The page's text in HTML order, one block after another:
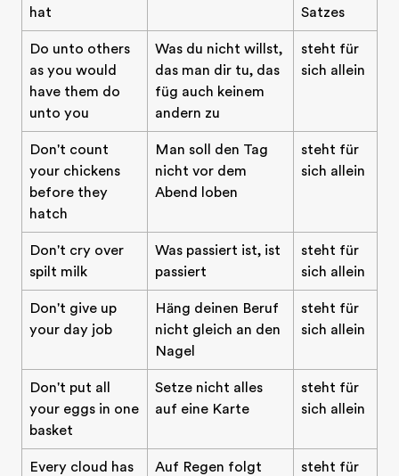
hat
Satzes
Do unto others
as you would
have them do
unto you
Was du nicht willst,
das man dir tu, das
füg auch keinem
andern zu
steht für
sich allein
Don't count
your chickens
before they
hatch
Man soll den Tag
nicht vor dem
Abend loben
steht für
sich allein
Don't cry over
spilt milk
Was passiert ist, ist
passiert
steht für
sich allein
Don't give up
your day job
Häng deinen Beruf
nicht gleich an den
Nagel
steht für
sich allein
Don't put all
your eggs in one
basket
Setze nicht alles
auf eine Karte
steht für
sich allein
Every cloud has
Auf Regen folgt
steht für